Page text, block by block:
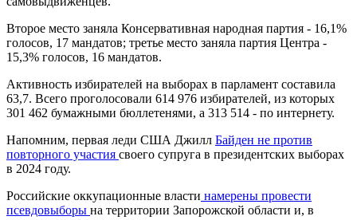
Второе место заняла Консервативная народная партия - 16,1%
голосов, 17 мандатов; третье место заняла партия Центра -
15,3% голосов, 16 мандатов.
Активность избирателей на выборах в парламент составила
63,7. Всего проголосовали 614 976 избирателей, из которых
301 462 бумажными бюллетенями, а 313 514 - по интернету.
Напомним, первая леди США Джилл Байден не против
повторного участия своего супруга в президентских выборах
в 2024 году.
Российские оккупационные власти намерены провести
псевдовыборы на территории Запорожской области и, в